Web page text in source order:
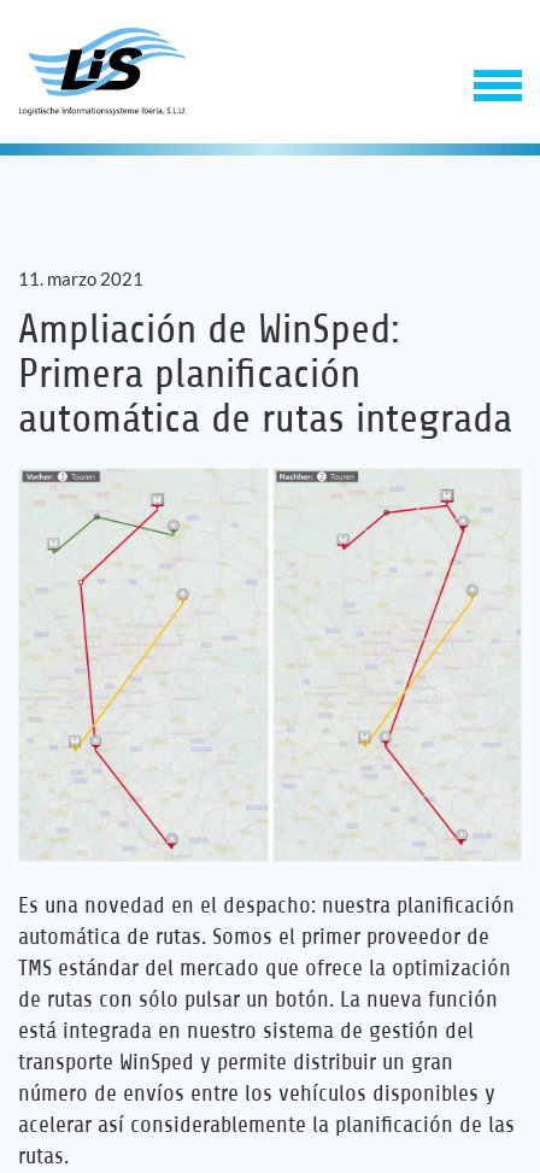
Empresa
Empleo
Referencias
Noticias
Contáctenos
ES
11. marzo 2021
Ampliación de WinSped:
Primera planificación
automática de rutas integrada
Es una novedad en el despacho: nuestra planificación
automática de rutas. Somos el primer proveedor de
TMS estándar del mercado que ofrece la optimización
de rutas con sólo pulsar un botón. La nueva función
está integrada en nuestro sistema de gestión del
transporte WinSped y permite distribuir un gran
número de envíos entre los vehículos disponibles y
acelerar así considerablemente la planificación de las
rutas.